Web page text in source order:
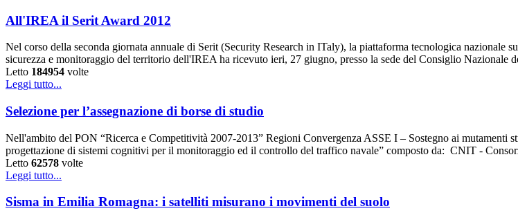
All'IREA il Serit Award 2012
Nel corso della seconda giornata annuale di Serit (Security Research in ITaly), la piattaforma tecnologica nazionale
sicurezza e monitoraggio del territorio dell'IREA ha ricevuto ieri, 27 giugno, presso la sede del Consiglio Nazionale
Letto 184954 volte
Leggi tutto...
Selezione per l’assegnazione di borse di studio
Nell'ambito del PON “Ricerca e Competitività 2007-2013” Regioni Convergenza ASSE I – Sostegno ai mutamenti
progettazione di sistemi cognitivi per il monitoraggio ed il controllo del traffico navale” composto da: CNIT -
Letto 62578 volte
Leggi tutto...
Sisma in Emilia Romagna: i satelliti misurano i movimenti del suolo